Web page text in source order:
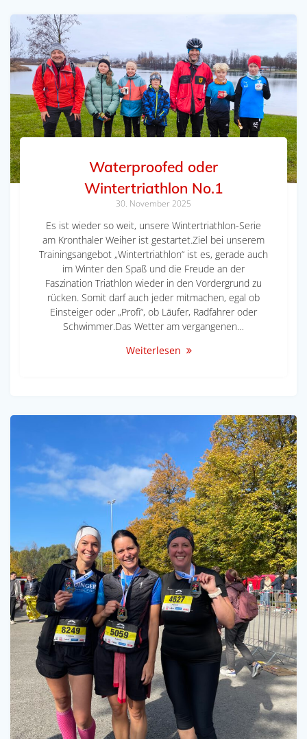
Waterproofed oder
Wintertriathlon No.1
30. November 2025
Es ist wieder so weit, unsere Wintertriathlon-Serie
am Kronthaler Weiher ist gestartet.Ziel bei unserem
Trainingsangebot „Wintertriathlon“ ist es, gerade auch
im Winter den Spaß und die Freude an der
Faszination Triathlon wieder in den Vordergrund zu
rücken. Somit darf auch jeder mitmachen, egal ob
Einsteiger oder „Profi“, ob Läufer, Radfahrer oder
Schwimmer.Das Wetter am vergangenen…
Weiterlesen